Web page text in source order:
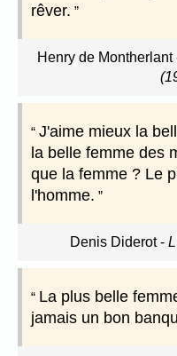
rêver.
Henry de Montherlant
J'aime mieux la
la belle femme des
que la femme ? Le
l'homme.
Denis Diderot-
La plus belle
jamais un bon